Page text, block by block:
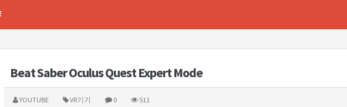
Toggle
Beat Saber Oculus Quest Expert Mode
YOUTUBE VR기기 0 511